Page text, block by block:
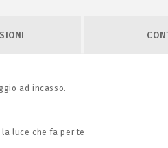
ad incasso.
la luce che fa per te